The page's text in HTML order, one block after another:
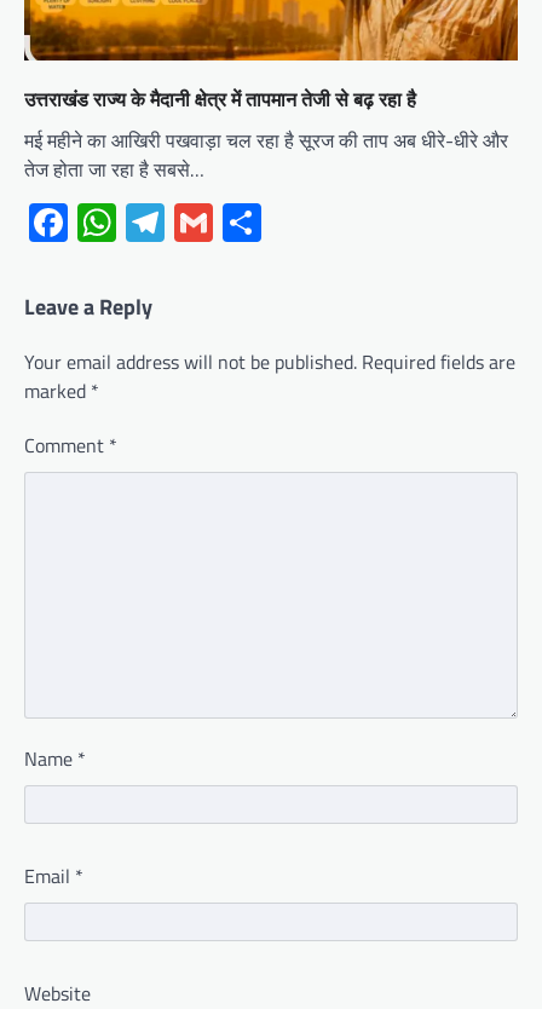
उत्तराखंड राज्य के मैदानी क्षेत्र में तापमान तेजी से बढ़ रहा है
मई महीने का आखिरी पखवाड़ा चल रहा है सूरज की ताप अब धीरे-धीरे और
तेज होता जा रहा है सबसे…
Facebook
WhatsApp
Telegram
Gmail
Leave a Reply
Your email address will not be published. Required fields are
marked *
Comment *
Name *
Email *
Website